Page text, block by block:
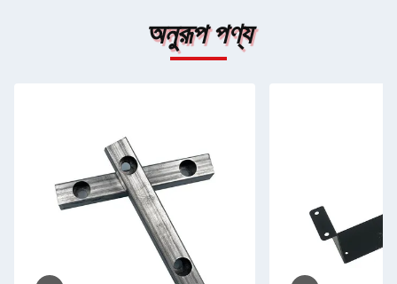
অনুরূপ পণ্য